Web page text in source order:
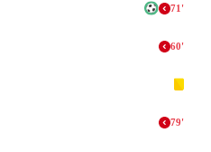
71 '
60'
79'